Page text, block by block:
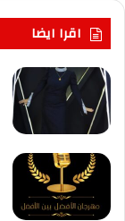
اقرا ايضا